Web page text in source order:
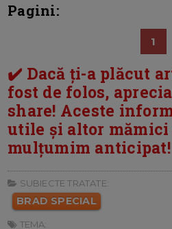
Pagini:
1
✔️ Dacă ți-a plăcut
fost de folos,
share! Aceste
utile și altor
mulțumim
SUBIECTE TRATATE:
BRAD SPECIAL
TEMA: